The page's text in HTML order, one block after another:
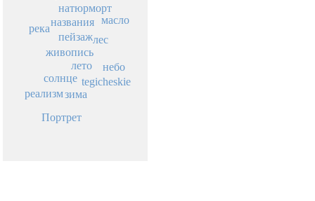
пейзаж
названия
живопись
лето
натюрморт
солнце
лес
зима
масло
река
tegicheskie
реализм
небо
Портрет